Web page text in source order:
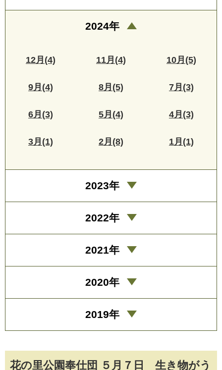
花の里公園奉仕団 ５月７日 生き物がう
2024年
12月(4) 11月(4) 10月(5)
9月(4) 8月(5) 7月(3)
6月(3) 5月(4) 4月(3)
3月(1) 2月(8) 1月(1)
2023年
2022年
2021年
2020年
2019年